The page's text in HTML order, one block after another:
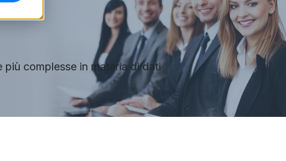
complesse in materia di dati